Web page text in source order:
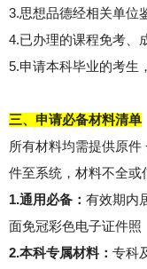
3.思想品德经相关单位
4.已办理的课程免考、
5.申请本科毕业的考生
三、申请必备材料清单
所有材料均需提供原
件至系统，材料不全或
1.通用必备： 有效期内
面免冠彩色电子证件照
2.本科专属材料： 专科